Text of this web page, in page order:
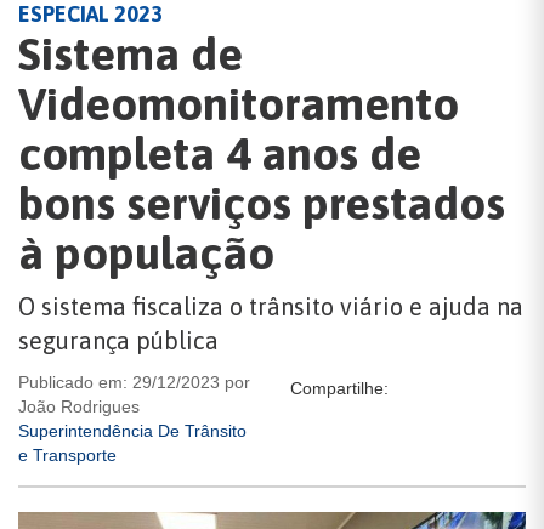
ESPECIAL 2023
Sistema de
Videomonitoramento
completa 4 anos de
bons serviços prestados
à população
O sistema fiscaliza o trânsito viário e ajuda na
segurança pública
Publicado em: 29/12/2023 por
João Rodrigues
Superintendência De Trânsito
e Transporte
Compartilhe: